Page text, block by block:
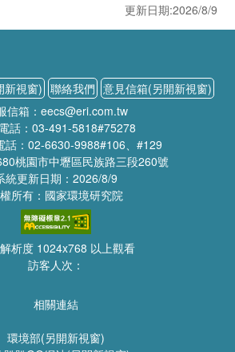
更新日期:2026/8/9
新視窗) 聯絡我們 意見信箱(另開新視窗)
信箱：eecs@eri.com.tw
話：03-491-5818#75278
話：02-6630-9988#106、#129
桃園市中壢區民族路三段260號
統更新日期：2026/8/9
所有：國家環境研究院
析度 1024x768 以上觀看
訪客人次：
相關連結
環境部(另開新視窗)